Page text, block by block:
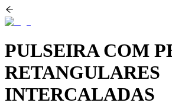
PULSEIRA COM
RETANGULARES
INTERCALADAS